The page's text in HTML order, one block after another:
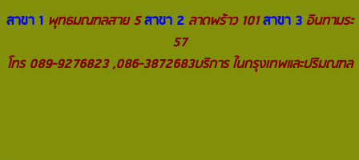
สาขา 1พุทธมณฑลสาย 5 สาขา 2ลาดพร้าว 101 สาขา 3 อินทามระ
57
โทร 089-9276823 ,086-3872683บริการ ในกรุงเทพและปริมณฑล